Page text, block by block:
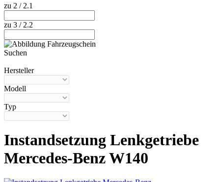
zu 2 / 2.1
zu 3 / 2.2
Suchen
Hersteller
Modell
Typ
Instandsetzung Lenkgetriebe
Mercedes-Benz W140